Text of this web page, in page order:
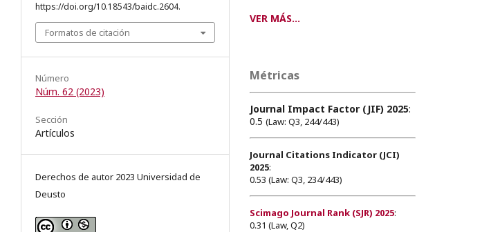
https://doi.org/10.18543/baidc.2604.
Formatos de citación
Número
Núm. 62 (2023)
Sección
Artículos
Derechos de autor 2023 Universidad de
Deusto
VER MÁS...
Métricas
Journal Impact Factor (JIF) 2025:
0.5 (Law: Q3, 244/443)
Journal Citations Indicator (JCI)
2025:
0.53 (Law: Q3, 234/443)
Scimago Journal Rank (SJR) 2025:
0.31 (Law, Q2)